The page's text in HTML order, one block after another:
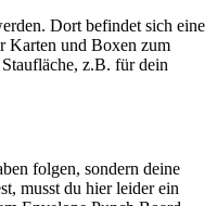
Dort befindet sich eine
Karten und Boxen zum
z.B. für dein
folgen, sondern deine
musst du hier leider ein